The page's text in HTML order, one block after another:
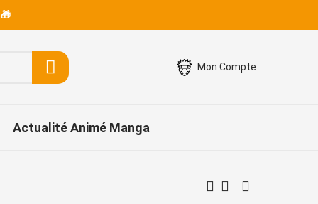
Mon Compte
Actualité Animé Manga